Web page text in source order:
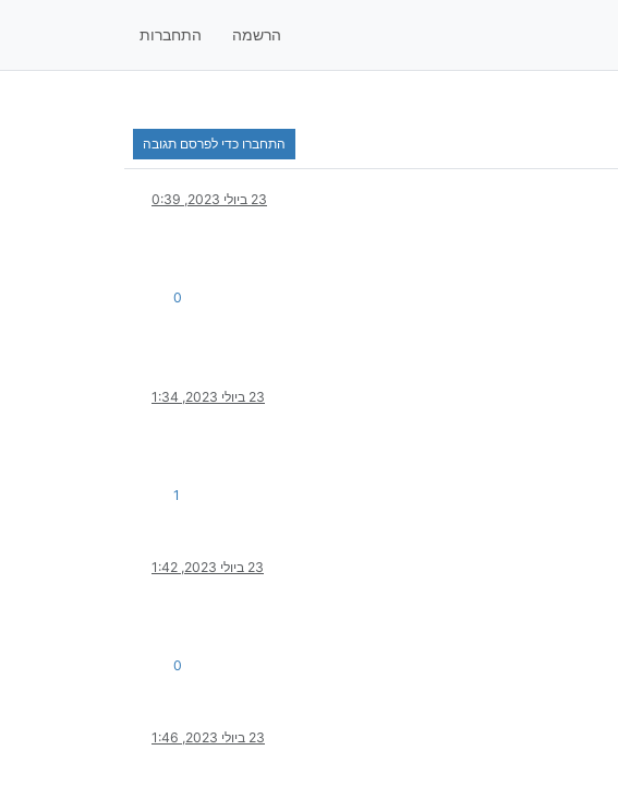
הרשמה התחברות
התחברו כדי לפרסם תגובה
23 ביולי 2023, 0:39
0
23 ביולי 2023, 1:34
1
23 ביולי 2023, 1:42
0
23 ביולי 2023, 1:46